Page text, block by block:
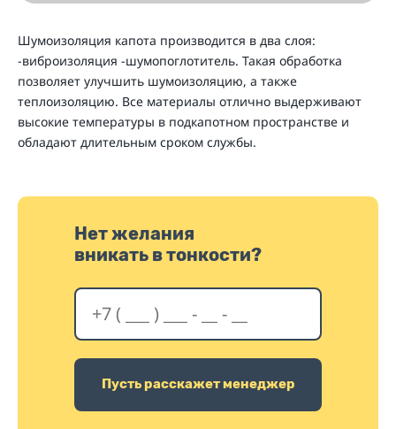
Шумоизоляция капота производится в два слоя:
-виброизоляция -шумопоглотитель. Такая обработка
позволяет улучшить шумоизоляцию, а также
теплоизоляцию. Все материалы отлично выдерживают
высокие температуры в подкапотном пространстве и
обладают длительным сроком службы.
Нет желания
вникать в тонкости?
Пусть расскажет менеджер